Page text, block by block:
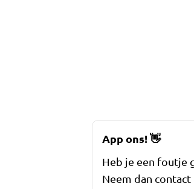
App ons!👋
Heb je een foutje
Neem dan contact